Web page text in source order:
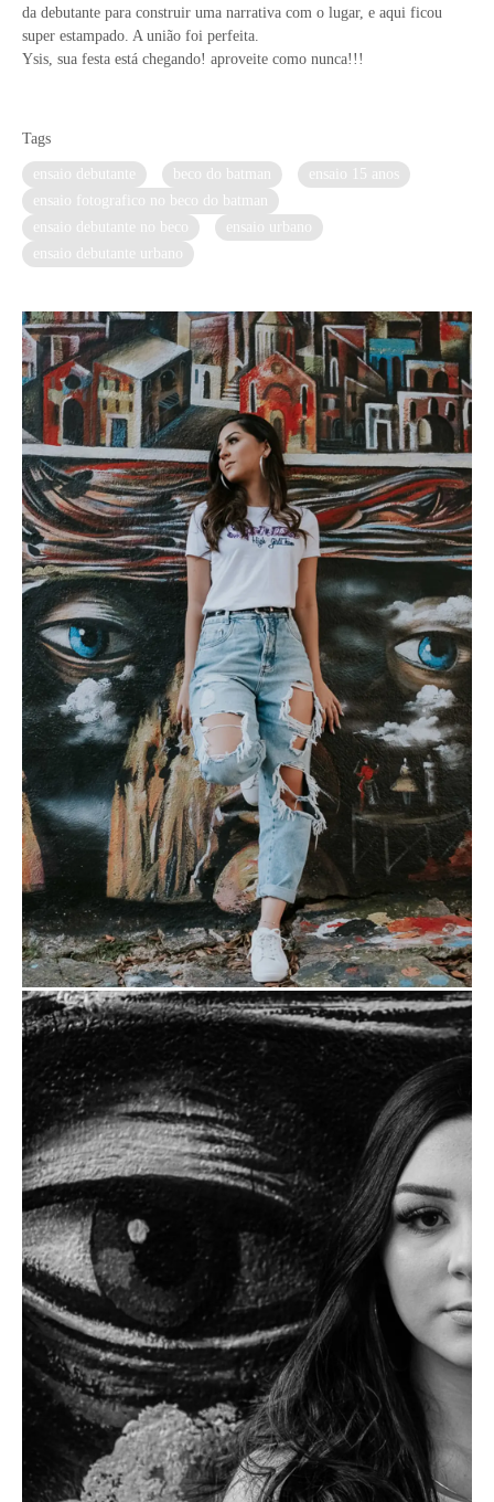
da debutante para construir uma narrativa com o lugar, e aqui ficou
super estampado. A união foi perfeita.
Ysis, sua festa está chegando! aproveite como nunca!!!
Tags
ensaio debutante beco do batman
ensaio 15 anos
ensaio fotografico no beco do batman
ensaio debutante no beco
ensaio urbano
ensaio debutante urbano